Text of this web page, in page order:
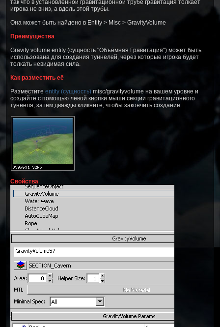
так что в установленной гравитационной трубе гравитация толкает
игрока не вниз, а вдоль этой трубы.
Она может быть найдено в Entity > Misc > GravityVolume
Преимущества
Gravity volume entity (сущность "Объёмная Гравитация") может быть
использована для создания туннелей, через которые игрока будет
толкать невидимая сила.
Как разместить её
Разместите entity (сущность) misc/gravityvolume на вашем уровне и
создайте с помощью левой кнопки мыши секции гравитационного
туннеля, затем дважды кликните, чтобы закончить создание.
Свойства